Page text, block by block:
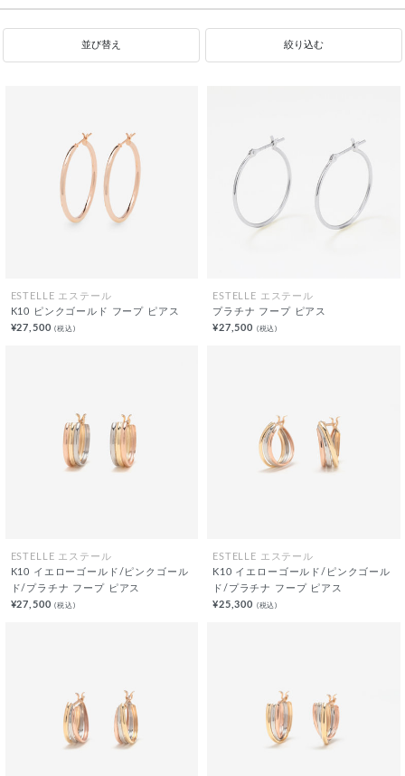
並び替え 絞り込む
ESTELLE エステール
K10 ピンクゴールド フープ ピアス
¥27,500(税込)
ESTELLE エステール
プラチナ フープ ピアス
¥27,500 (税込)
ESTELLE エステール
K10 イエローゴールド/ピンクゴール
ド/プラチナ フープ ピアス
¥27,500(税込)
ESTELLE エステール
K10 イエローゴールド/ピンクゴール
ド/プラチナ フープ ピアス
¥25,300 (税込)